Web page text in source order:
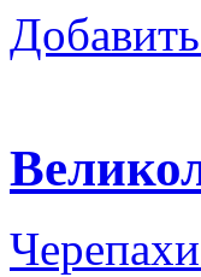
Черепахи